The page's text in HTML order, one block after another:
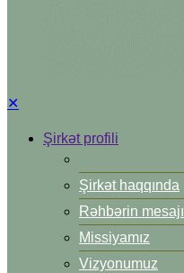
✕
Şirkət profili
Şirkət haqqında
Rəhbərin mesajı
Missiyamız
Vizyonumuz